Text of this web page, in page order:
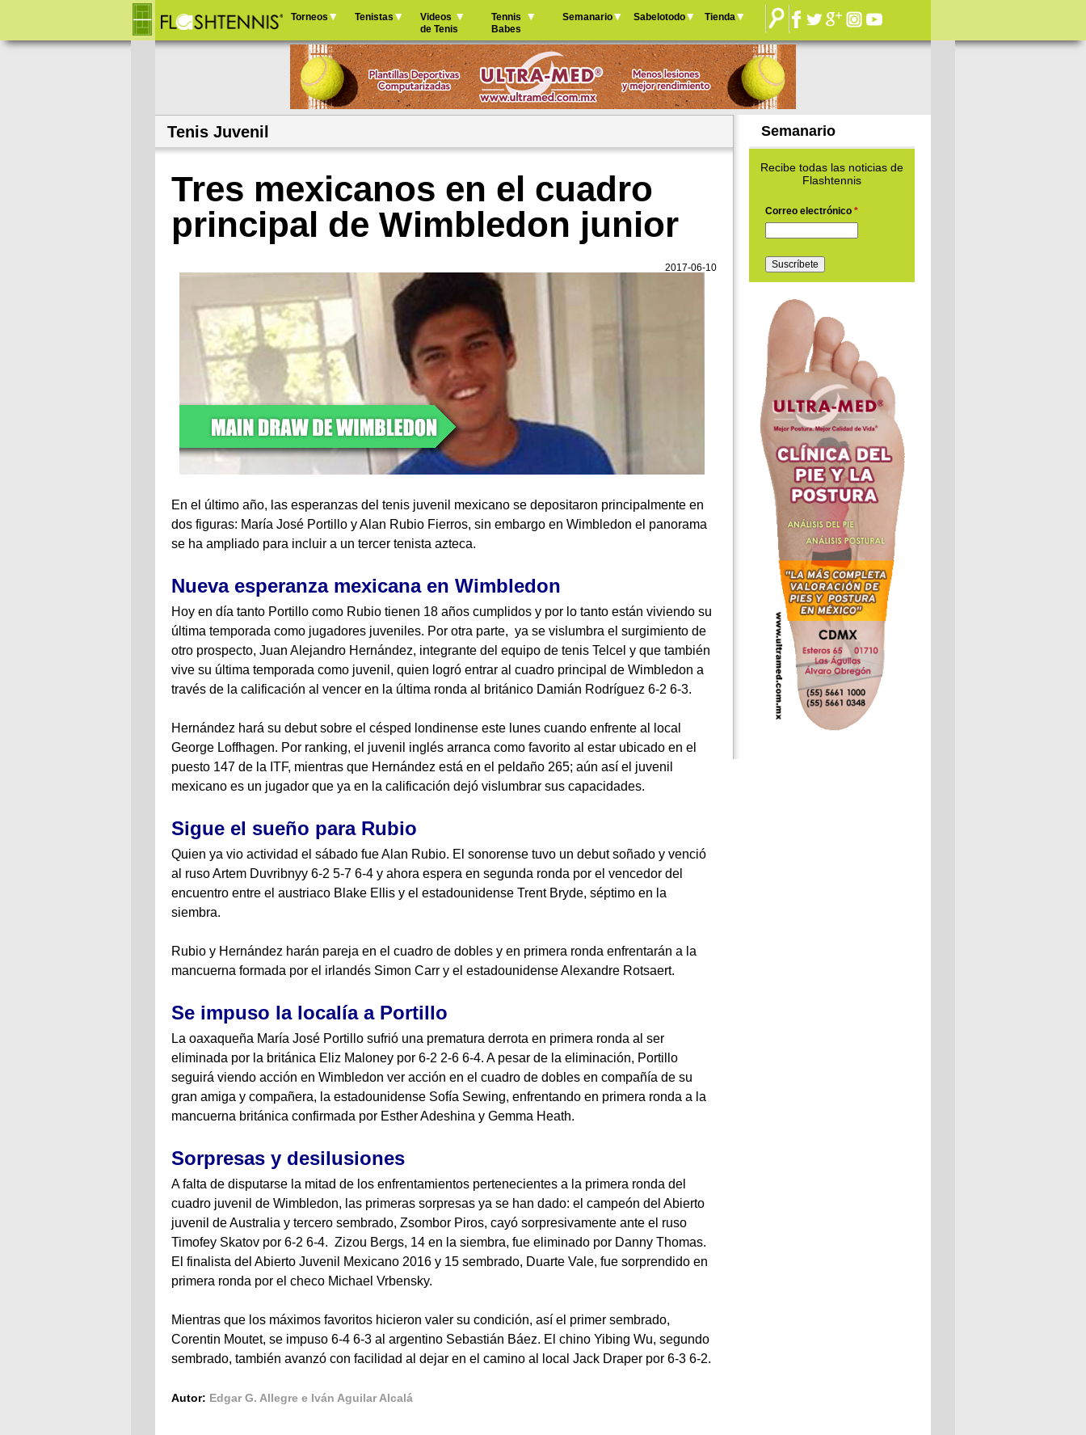
Jump to navigation
principal
Torneos Tenistas
Videos
de Tenis
Tennis
Babes
Semanario Sabelotodo Tienda
Tenis Juvenil
Tres mexicanos en el cuadro
principal de Wimbledon junior
2017-06-10
En el último año, las esperanzas del tenis juvenil mexicano se depositaron principalmente en
dos figuras: María José Portillo y Alan Rubio Fierros, sin embargo en Wimbledon el panorama
se ha ampliado para incluir a un tercer tenista azteca.
Nueva esperanza mexicana en Wimbledon
Hoy en día tanto Portillo como Rubio tienen 18 años cumplidos y por lo tanto están viviendo su
última temporada como jugadores juveniles. Por otra parte, ya se vislumbra el surgimiento de
otro prospecto, Juan Alejandro Hernández, integrante del equipo de tenis Telcel y que también
vive su última temporada como juvenil, quien logró entrar al cuadro principal de Wimbledon a
través de la calificación al vencer en la última ronda al británico Damián Rodríguez 6-2 6-3.
Hernández hará su debut sobre el césped londinense este lunes cuando enfrente al local
George Loffhagen. Por ranking, el juvenil inglés arranca como favorito al estar ubicado en el
puesto 147 de la ITF, mientras que Hernández está en el peldaño 265; aún así el juvenil
mexicano es un jugador que ya en la calificación dejó vislumbrar sus capacidades.
Sigue el sueño para Rubio
Quien ya vio actividad el sábado fue Alan Rubio. El sonorense tuvo un debut soñado y venció
al ruso Artem Duvribnyy 6-2 5-7 6-4 y ahora espera en segunda ronda por el vencedor del
encuentro entre el austriaco Blake Ellis y el estadounidense Trent Bryde, séptimo en la
siembra.
Rubio y Hernández harán pareja en el cuadro de dobles y en primera ronda enfrentarán a la
mancuerna formada por el irlandés Simon Carr y el estadounidense Alexandre Rotsaert.
Se impuso la localía a Portillo
La oaxaqueña María José Portillo sufrió una prematura derrota en primera ronda al ser
eliminada por la británica Eliz Maloney por 6-2 2-6 6-4. A pesar de la eliminación, Portillo
seguirá viendo acción en Wimbledon ver acción en el cuadro de dobles en compañía de su
gran amiga y compañera, la estadounidense Sofía Sewing, enfrentando en primera ronda a la
mancuerna británica confirmada por Esther Adeshina y Gemma Heath.
Sorpresas y desilusiones
A falta de disputarse la mitad de los enfrentamientos pertenecientes a la primera ronda del
cuadro juvenil de Wimbledon, las primeras sorpresas ya se han dado: el campeón del Abierto
juvenil de Australia y tercero sembrado, Zsombor Piros, cayó sorpresivamente ante el ruso
Timofey Skatov por 6-2 6-4. Zizou Bergs, 14 en la siembra, fue eliminado por Danny Thomas.
El finalista del Abierto Juvenil Mexicano 2016 y 15 sembrado, Duarte Vale, fue sorprendido en
primera ronda por el checo Michael Vrbensky.
Mientras que los máximos favoritos hicieron valer su condición, así el primer sembrado,
Corentin Moutet, se impuso 6-4 6-3 al argentino Sebastián Báez. El chino Yibing Wu, segundo
sembrado, también avanzó con facilidad al dejar en el camino al local Jack Draper por 6-3 6-2.
Autor: Edgar G. Allegre e Iván Aguilar Alcalá
Semanario
Recibe todas las noticias de
Flashtennis
Correo electrónico *